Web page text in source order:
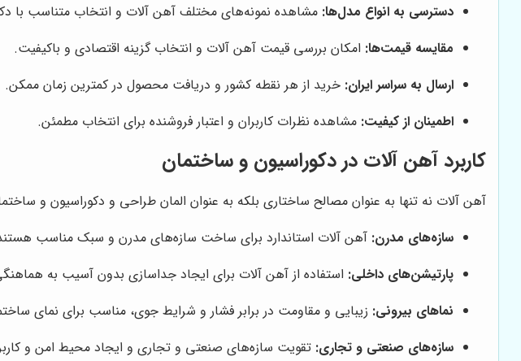
دسترسی به انواع مدل‌ها: مشاهده نمونه‌های مختلف آهن آلات و انتخاب متناسب با
مقایسه قیمت‌ها: امکان بررسی قیمت آهن آلات و انتخاب گزینه اقتصادی و باکیفیت.
ارسال به سراسر ایران: خرید از هر نقطه کشور و دریافت محصول در کمترین زمان ممکن.
اطمینان از کیفیت: مشاهده نظرات کاربران و اعتبار فروشنده برای انتخاب مطمئن.
کاربرد آهن آلات در دکوراسیون و ساختمان
آهن آلات نه تنها به عنوان مصالح ساختاری بلکه به عنوان المان طراحی و دکوراسیون و
سازه‌های مدرن: آهن آلات استاندارد برای ساخت سازه‌های مدرن و سبک مناسب
پارتیشن‌های داخلی: استفاده از آهن آلات برای ایجاد جداسازی بدون آسیب به
نماهای بیرونی: زیبایی و مقاومت در برابر فشار و شرایط جوی، مناسب برای نمای
سازه‌های صنعتی و تجاری: تقویت سازه‌های صنعتی و تجاری و ایجاد محیط امن و